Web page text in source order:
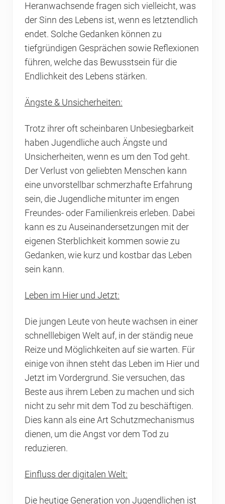
Heranwachsende fragen sich vielleicht, was
der Sinn des Lebens ist, wenn es letztendlich
endet. Solche Gedanken können zu
tiefgründigen Gesprächen sowie Reflexionen
führen, welche das Bewusstsein für die
Endlichkeit des Lebens stärken.
Ängste & Unsicherheiten:
Trotz ihrer oft scheinbaren Unbesiegbarkeit
haben Jugendliche auch Ängste und
Unsicherheiten, wenn es um den Tod geht.
Der Verlust von geliebten Menschen kann
eine unvorstellbar schmerzhafte Erfahrung
sein, die Jugendliche mitunter im engen
Freundes- oder Familienkreis erleben. Dabei
kann es zu Auseinandersetzungen mit der
eigenen Sterblichkeit kommen sowie zu
Gedanken, wie kurz und kostbar das Leben
sein kann.
Leben im Hier und Jetzt:
Die jungen Leute von heute wachsen in einer
schnelllebigen Welt auf, in der ständig neue
Reize und Möglichkeiten auf sie warten. Für
einige von ihnen steht das Leben im Hier und
Jetzt im Vordergrund. Sie versuchen, das
Beste aus ihrem Leben zu machen und sich
nicht zu sehr mit dem Tod zu beschäftigen.
Dies kann als eine Art Schutzmechanismus
dienen, um die Angst vor dem Tod zu
reduzieren.
Einfluss der digitalen Welt:
Die heutige Generation von Jugendlichen ist